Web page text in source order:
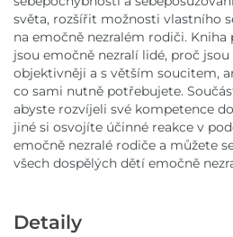
světa, rozšířit možnosti vlastního
na emočně nezralém rodiči.
jsou emočně nezralí lidé, proč
objektivněji a s větším soucitem,
co sami nutně potřebujete.
abyste rozvíjeli své kompetence
jiné si osvojíte účinné reakce v
emočně nezralé rodiče a můžete
všech dospělých dětí emočně
Detaily